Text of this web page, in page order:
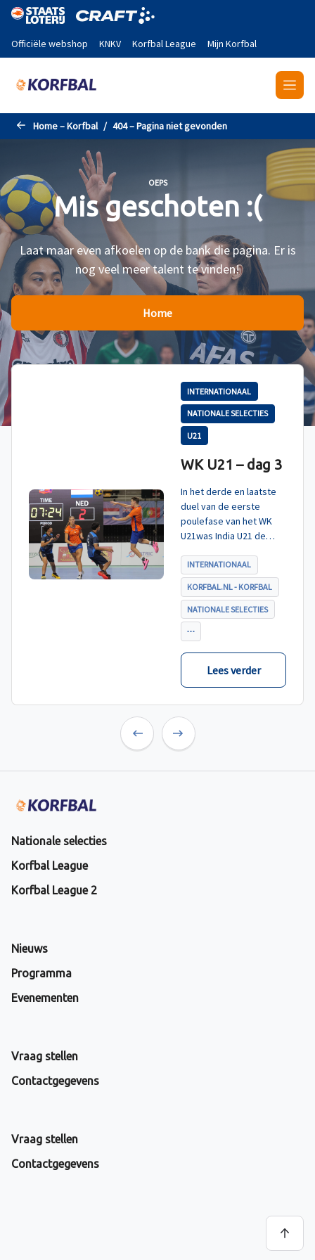
Naar de hoofdinhoud gaan
Officiële webshop KNKV Korfbal League Mijn Korfbal
Home – Korfbal 404 – Pagina niet gevonden
OEPS
Mis geschoten :(
Laat maar even afkoelen op de bank die pagina. Er is
nog veel meer talent te vinden!
Home
INTERNATIONAAL
NATIONALE SELECTIES
U21
WK U21 – dag 3
In het derde en laatste
duel van de eerste
poulefase van het WK
U21was India U21 de
verwacht werd ook dit
duel met ruime cijfers
gewonnen en daarmee
eindigt Nederland U21
als koploper in poule A.
INTERNATIONAAL
KORFBAL.NL - KORFBAL
NATIONALE SELECTIES
Lees verder
Nationale selecties
Korfbal League
Korfbal League 2
Nieuws
Programma
Evenementen
Vraag stellen
Contactgegevens
Vraag stellen
Contactgegevens